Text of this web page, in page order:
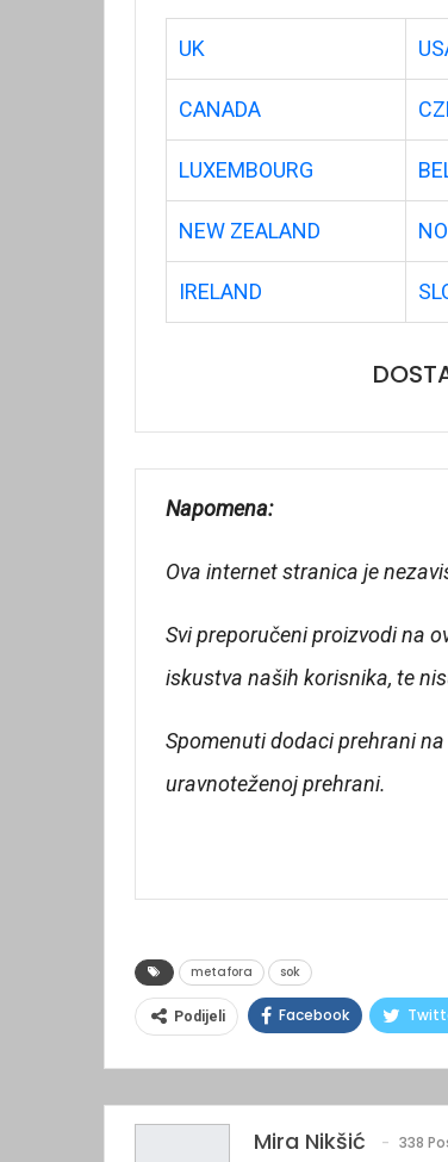
UK
CANADA
LUXEMBOURG
NEW ZEALAND
IRELAND
Napomena:
Ova internet stranica je
Svi preporučeni proizvodi na
iskustva naših korisnika, te
Spomenuti dodaci prehrani
uravnoteženoj prehrani.
metafora sok
Podijeli Facebook
Mira Nikšić 338